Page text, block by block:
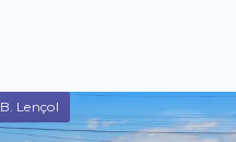
B. Lençol